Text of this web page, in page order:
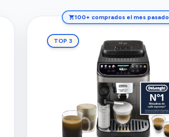
100+ comprados el mes pasado
TOP 3